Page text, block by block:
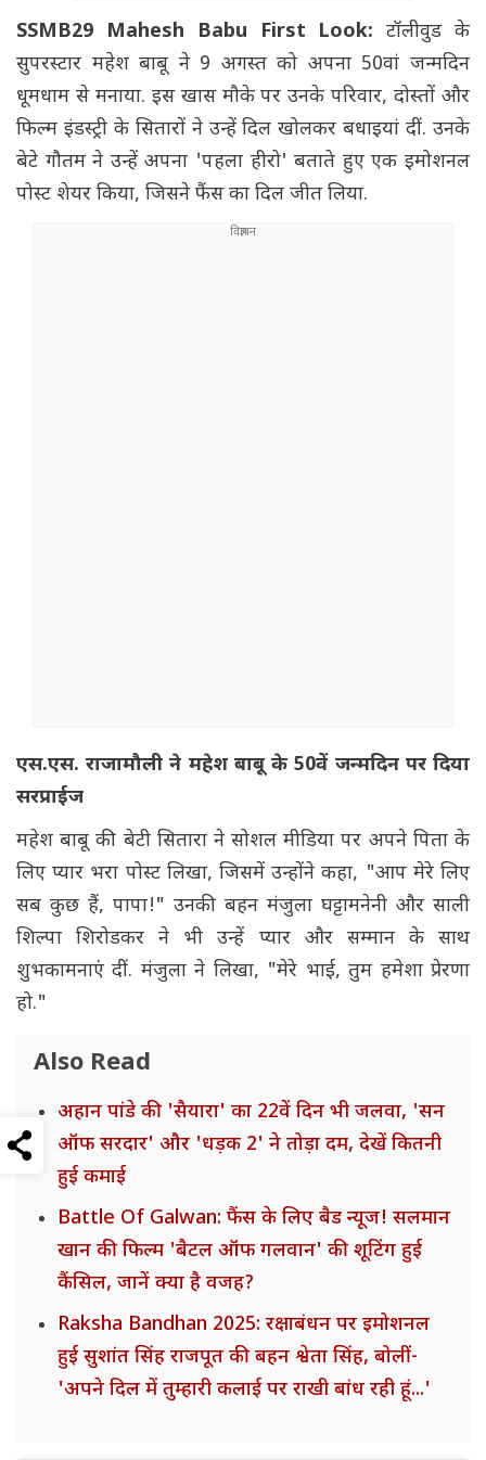
SSMB29 Mahesh Babu First Look:टॉलीवुड के
सुपरस्टार महेश बाबू ने 9 अगस्त को अपना 50वां जन्मदिन
धूमधाम से मनाया. इस खास मौके पर उनके परिवार, दोस्तों और
फिल्म इंडस्ट्री के सितारों ने उन्हें दिल खोलकर बधाइयां दीं. उनके
बेटे गौतम ने उन्हें अपना 'पहला हीरो' बताते हुए एक इमोशनल
पोस्ट शेयर किया, जिसने फैंस का दिल जीत लिया.
एस.एस. राजामौली ने महेश बाबू के 50वें जन्मदिन पर दिया
सरप्राईज
महेश बाबू की बेटी सितारा ने सोशल मीडिया पर अपने पिता के
लिए प्यार भरा पोस्ट लिखा, जिसमें उन्होंने कहा, "आप मेरे लिए
सब कुछ हैं, पापा!" उनकी बहन मंजुला घट्टामनेनी और साली
शिल्पा शिरोडकर ने भी उन्हें प्यार और सम्मान के साथ
शुभकामनाएं दीं. मंजुला ने लिखा, "मेरे भाई, तुम हमेशा प्रेरणा
हो."
Also Read
अहान पांडे की 'सैयारा' का 22वें दिन भी जलवा, 'सन
ऑफ सरदार' और 'धड़क 2' ने तोड़ा दम, देखें कितनी
हुई कमाई
Battle Of Galwan: फैंस के लिए बैड न्यूज! सलमान
खान की फिल्म 'बैटल ऑफ गलवान' की शूटिंग हुई
कैंसिल, जानें क्या है वजह?
Raksha Bandhan 2025: रक्षाबंधन पर इमोशनल
हुई सुशांत सिंह राजपूत की बहन श्वेता सिंह, बोलीं-
'अपने दिल में तुम्हारी कलाई पर राखी बांध रही हूं...'